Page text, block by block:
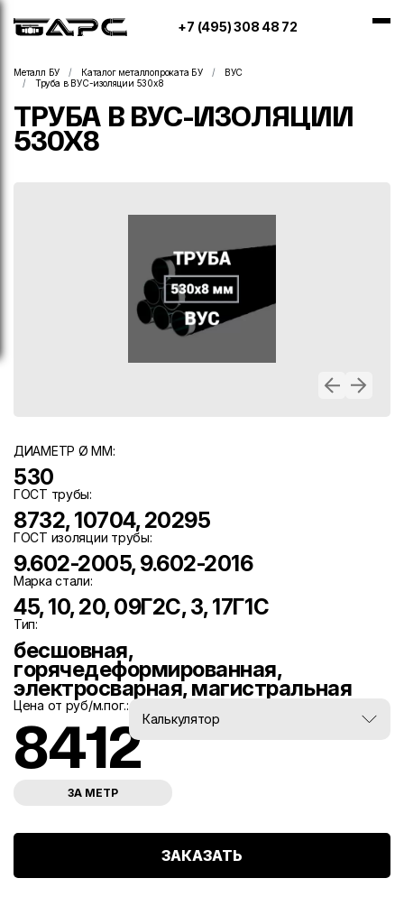
+7 (495) 308 48 72
Металл БУ Каталог металлопроката БУ
ВУС
Труба в ВУС-изоляции 530х8
ТРУБА В ВУС-ИЗОЛЯЦИИ
530Х8
ДИАМЕТР Ø ММ:
530
ГОСТ трубы:
8732, 10704, 20295
ГОСТ изоляции трубы:
9.602-2005, 9.602-2016
Марка стали:
45, 10, 20, 09Г2С, 3, 17Г1С
Тип:
бесшовная,
горячедеформированная,
электросварная, магистральная
Цена от руб/м.пог.:
8412
ЗА МЕТР
Калькулятор
Вес, тн:
ЗАКАЗАТЬ